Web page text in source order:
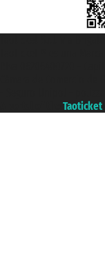
Taoticket